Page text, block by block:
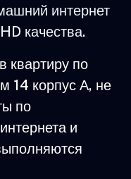
интернет
качества.
квартиру по
14 корпус А, не
по
и